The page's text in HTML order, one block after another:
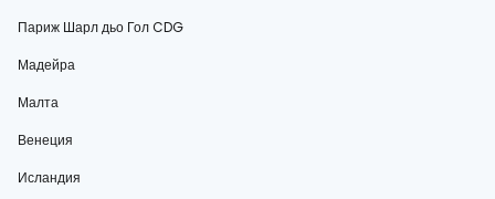
Париж Шарл дьо Гол CDG
Мадейра
Малта
Венеция
Исландия